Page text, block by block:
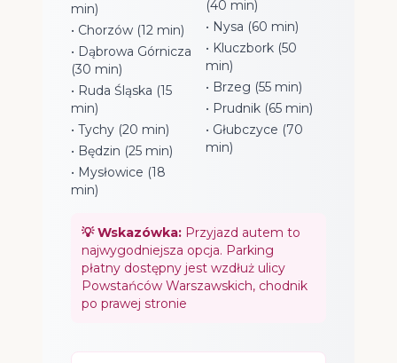
min)
• Chorzów (12 min)
• Dąbrowa Górnicza
(30 min)
• Ruda Śląska (15
min)
• Tychy (20 min)
• Będzin (25 min)
• Mysłowice (18
min)
(40 min)
• Nysa (60 min)
• Kluczbork (50
min)
• Brzeg (55 min)
• Prudnik (65 min)
• Głubczyce (70
min)
💡 Wskazówka: Przyjazd autem to
najwygodniejsza opcja. Parking
płatny dostępny jest wzdłuż ulicy
Powstańców Warszawskich, chodnik
po prawej stronie